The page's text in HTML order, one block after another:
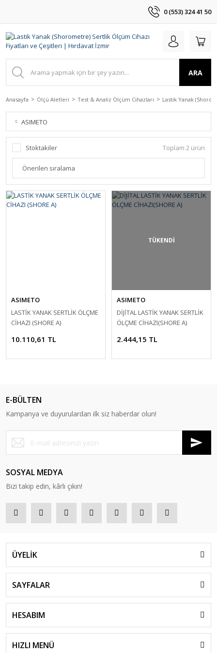
0 (553) 324 41 50
ARA
Anasayfa Ölçü Aletleri Test & Analiz Ölçüm Cihazları Lastik Yanak
ASIMETO
Stoktakiler Toplam 2 ürün
ASIMETO
LASTİK YANAK SERTLİK ÖLÇME
CİHAZI (SHORE A)
10.110,61 TL
TÜKENDİ
ASIMETO
DİJİTAL LASTİK YANAK SERTLİK
ÖLÇME CİHAZI(SHORE A)
2.444,15 TL
E-BÜLTEN
Kampanya ve duyurulardan ilk siz haberdar olun!
SOSYAL MEDYA
Bizi takip edin, kârlı çıkın!
ÜYELİK
SAYFALAR
HESABIM
HIZLI MENÜ